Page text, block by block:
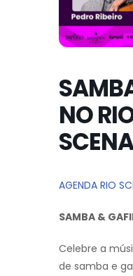
NO
AGENDA RIO
SAMBA &
Celebre a
de samba e